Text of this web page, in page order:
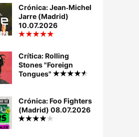
Crónica: Jean‐Michel
Jarre (Madrid)
10.07.2026
Crítica: Rolling
Stones "Foreign
Tongues"
Crónica: Foo Fighters
(Madrid) 08.07.2026